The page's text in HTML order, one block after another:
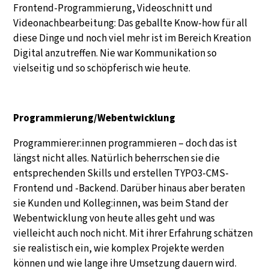
Frontend-Programmierung, Videoschnitt und
Videonachbearbeitung: Das geballte Know-how für all
diese Dinge und noch viel mehr ist im Bereich Kreation
Digital anzutreffen. Nie war Kommunikation so
vielseitig und so schöpferisch wie heute.
Programmierung/Webentwicklung
Programmierer:innen programmieren – doch das ist
längst nicht alles. Natürlich beherrschen sie die
entsprechenden Skills und erstellen TYPO3-CMS-
Frontend und -Backend. Darüber hinaus aber beraten
sie Kunden und Kolleg:innen, was beim Stand der
Webentwicklung von heute alles geht und was
vielleicht auch noch nicht. Mit ihrer Erfahrung schätzen
sie realistisch ein, wie komplex Projekte werden
können und wie lange ihre Umsetzung dauern wird.